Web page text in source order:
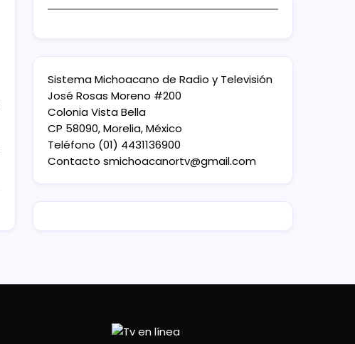
Sistema Michoacano de Radio y Televisión
José Rosas Moreno #200
Colonia Vista Bella
CP 58090, Morelia, México
Teléfono (01) 4431136900
Contacto smichoacanortv@gmail.com